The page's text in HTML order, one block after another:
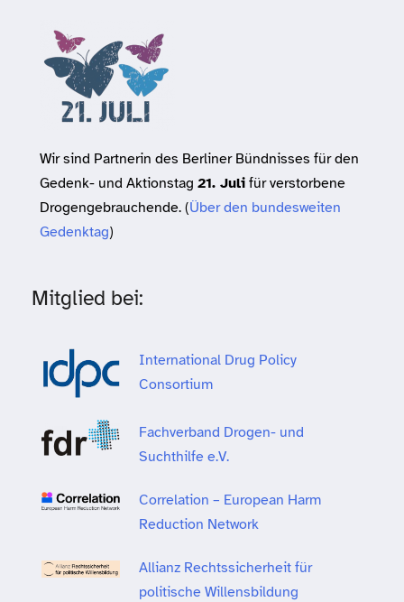
Wir sind Partnerin des Berliner Bündnisses für den
Gedenk- und Aktionstag 21. Julifür verstorbene
Drogengebrauchende. (Über den bundesweiten
Gedenktag)
Mitglied bei:
International Drug Policy
Consortium
Fachverband Drogen- und
Suchthilfe e.V.
Correlation – European Harm
Reduction Network
Allianz Rechtssicherheit für
politische Willensbildung